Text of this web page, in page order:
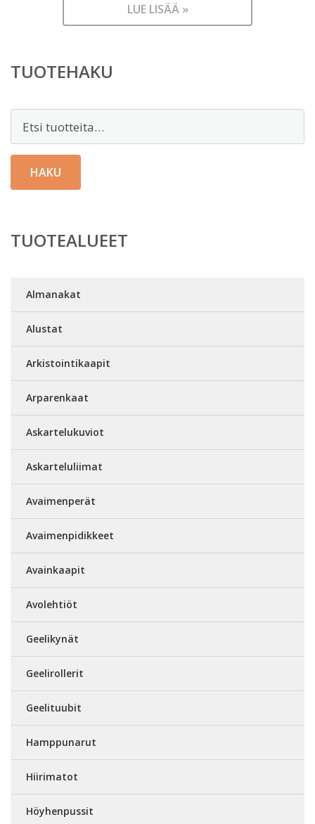
LUE LISÄÄ »
TUOTEHAKU
HAKU
TUOTEALUEET
Almanakat
Alustat
Arkistointikaapit
Arparenkaat
Askartelukuviot
Askarteluliimat
Avaimenperät
Avaimenpidikkeet
Avainkaapit
Avolehtiöt
Geelikynät
Geelirollerit
Geelituubit
Hamppunarut
Hiirimatot
Höyhenpussit